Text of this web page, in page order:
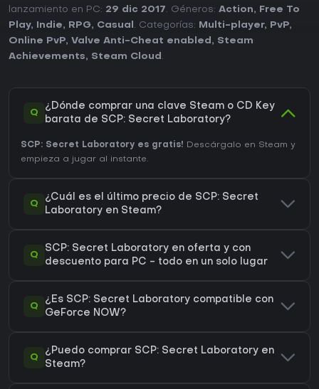
lanzamiento en PC: 29 dic 2017. Géneros: Action,
Free To
Play, Indie, RPG, Casual . Categorías: Multi-player, PvP,
Online PvP, Valve Anti-Cheat enabled , Steam
Achievements, Steam Cloud .
Q
¿Dónde comprar una clave Steam o CD Key
barata de SCP: Secret Laboratory?
SCP: Secret Laboratory es gratis! Descárgalo en Steam y
empieza a jugar al instante.
Q
¿Cuál es el último precio de SCP: Secret
Laboratory en Steam?
Q
SCP: Secret Laboratory en oferta y con
descuento para PC - todo en un solo lugar
Q
¿Es SCP: Secret Laboratory compatible con
GeForce NOW?
Q
¿Puedo comprar SCP: Secret Laboratory en
Steam?